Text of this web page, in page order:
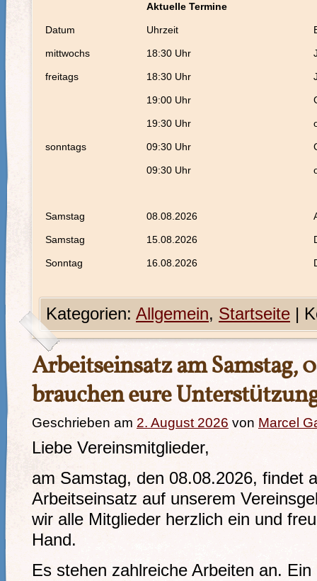
Aktuelle Termine
Datum Uhrzeit
mittwochs 18:30 Uhr
freitags 18:30 Uhr
19:00 Uhr
19:30 Uhr
sonntags 09:30 Uhr
09:30 Uhr
Samstag 08.08.2026
Samstag 15.08.2026
Sonntag 16.08.2026
Kategorien: Allgemein, Startseite |
Arbeitseinsatz am Samstag,
brauchen eure
Geschrieben am 2. August 2026 von Marcel
Liebe Vereinsmitglieder,
am Samstag, den 08.08.2026, findet
Arbeitseinsatz auf unserem
wir alle Mitglieder herzlich ein und
Hand.
Es stehen zahlreiche Arbeiten an.